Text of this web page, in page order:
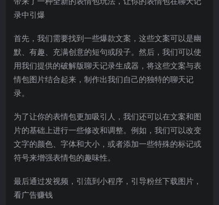
录中引爆
首先，我们需要找到一些爆款文案，这些文案可以是幽
默、有趣、充满创意的短句或段子。然后，我们可以使
用我们提供的破解版聊天记录生成器，将这些文案与表
情包图片结合起来，制作出我们自己的独特的聊天记
录。
为了让你的表情包更加吸引人，我们还可以在文案和图
片的基础上进行一些修改和调整。例如，我们可以改变
文字的颜色、字体和大小，或者添加一些特殊的标记或
符号来增强表情包的趣味性。
最后通过发视频，引流到小程序，引导粉丝下载图片，
看广告赚钱